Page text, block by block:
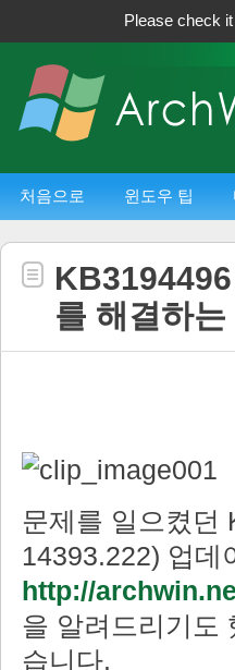
Please check
처음으로 윈도우 팁
를 해결하
문제를 일으켰던
14393.222) 업데
http://
을 알려드리기도
습니다.